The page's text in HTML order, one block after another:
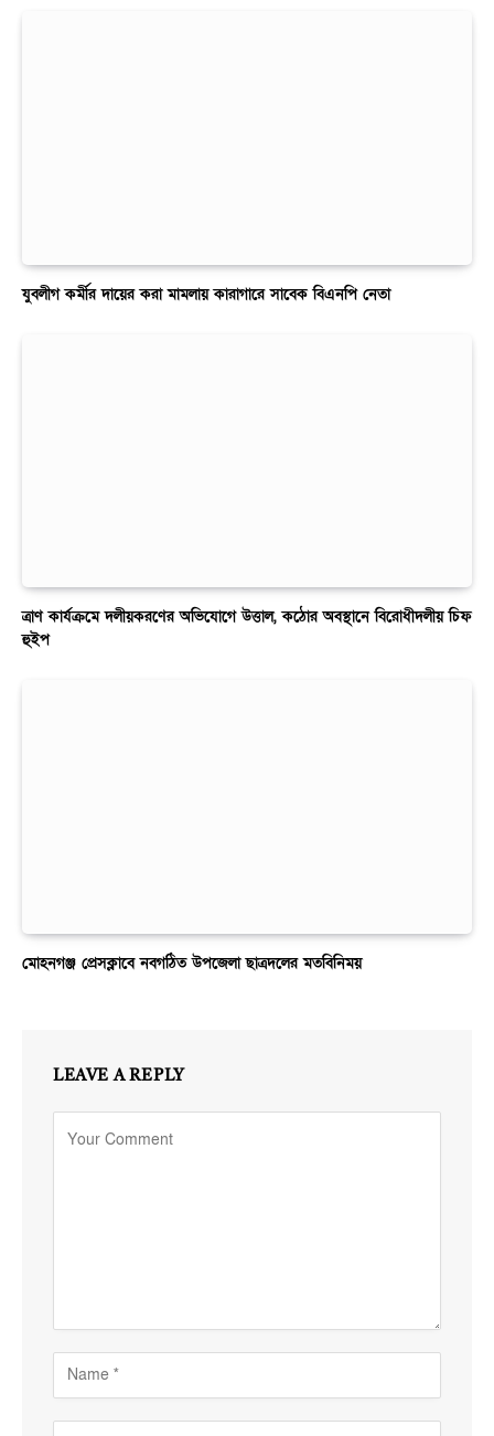
যুবলীগ কর্মীর দায়ের করা মামলায় কারাগারে সাবেক বিএনপি নেতা
ত্রাণ কার্যক্রমে দলীয়করণের অভিযোগে উত্তাল, কঠোর অবস্থানে বিরোধীদলীয় চিফ
হুইপ
মোহনগঞ্জ প্রেসক্লাবে নবগঠিত উপজেলা ছাত্রদলের মতবিনিময়
LEAVE A REPLY